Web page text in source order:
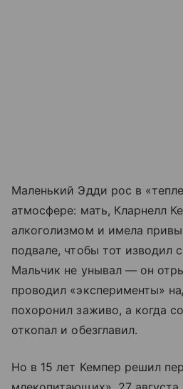
Маленький Эдди рос в
атмосфере: мать, Кларнелл
алкоголизмом и имела
подвале, чтобы тот изводил
Мальчик не унывал — он
проводил «эксперименты»
похоронил заживо, а когда
откопал и обезглавил.
Но в 15 лет Кемпер решил